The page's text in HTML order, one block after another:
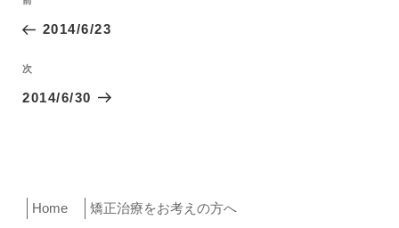
ナ
ビ
ゲ
去
投
稿
2014/6/23
次
の
次
2014/6/30
Home 矯正治療をお考えの方へ